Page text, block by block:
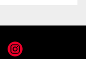
Instagram